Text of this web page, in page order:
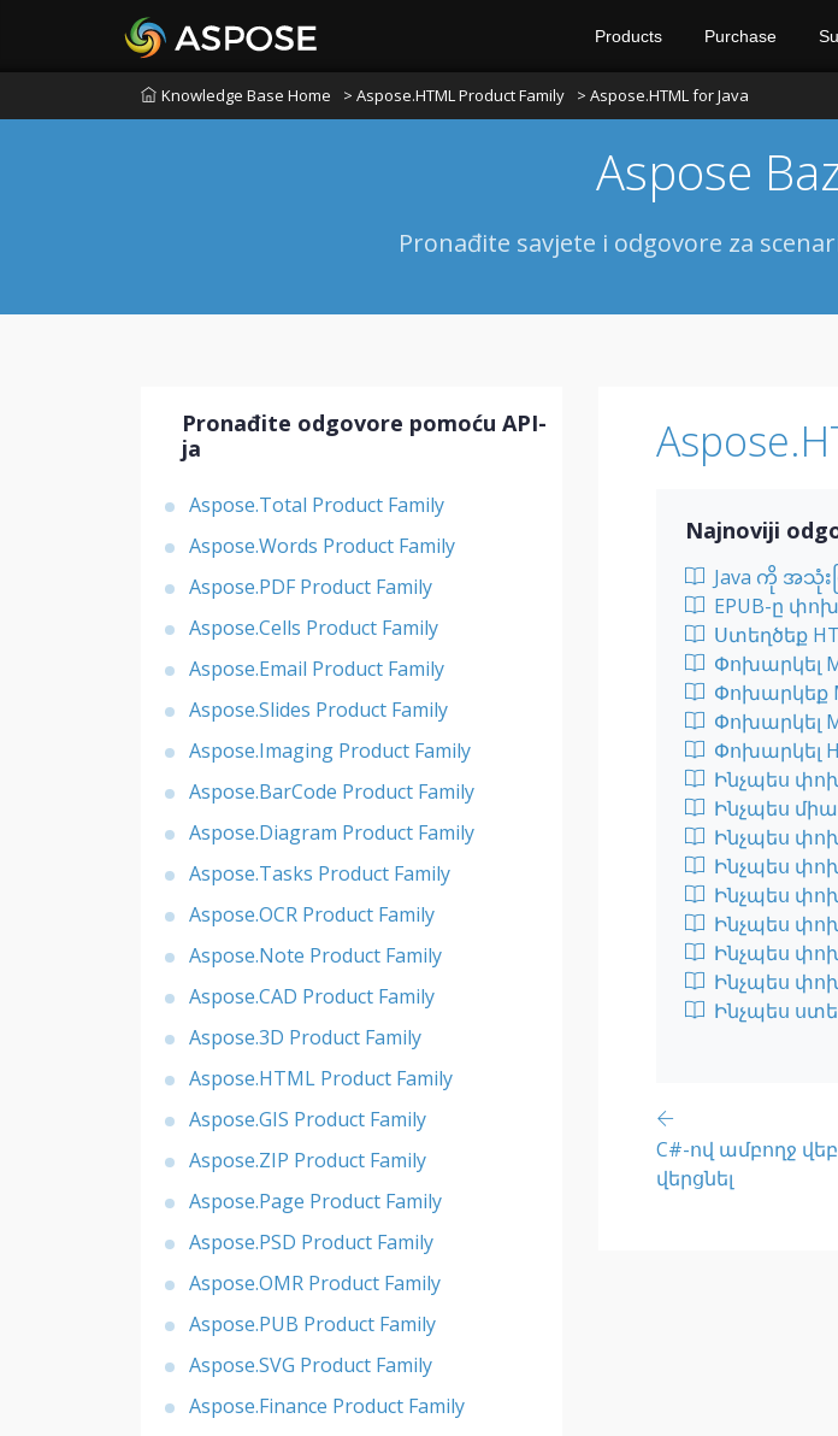
Products Purchase
Knowledge Base Home > Aspose.HTML Product Family > Aspose.HTML for Java
Aspose
Pronađite savjete i odgovore za
Pronađite odgovore pomoću API-
ja
Aspose.Total Product Family
Aspose.Words Product Family
Aspose.PDF Product Family
Aspose.Cells Product Family
Aspose.Email Product Family
Aspose.Slides Product Family
Aspose.Imaging Product Family
Aspose.BarCode Product Family
Aspose.Diagram Product Family
Aspose.Tasks Product Family
Aspose.OCR Product Family
Aspose.Note Product Family
Aspose.CAD Product Family
Aspose.3D Product Family
Aspose.HTML Product Family
Aspose.GIS Product Family
Aspose.ZIP Product Family
Aspose.Page Product Family
Aspose.PSD Product Family
Aspose.OMR Product Family
Aspose.PUB Product Family
Aspose.SVG Product Family
Aspose.Finance Product Family
Najnoviji
Java ကို အသုံ
EPUB-ը
Ստեղծեք
Փոխարկել
Փոխարկեք
Փոխարկել
Փոխարկել
Ինչպես
Ինչպես
Ինչպես
Ինչպես
Ինչպես
Ինչպես
Ինչպես
Ինչպես
Ինչպես
C#-ով ամբողջ
վերցնել